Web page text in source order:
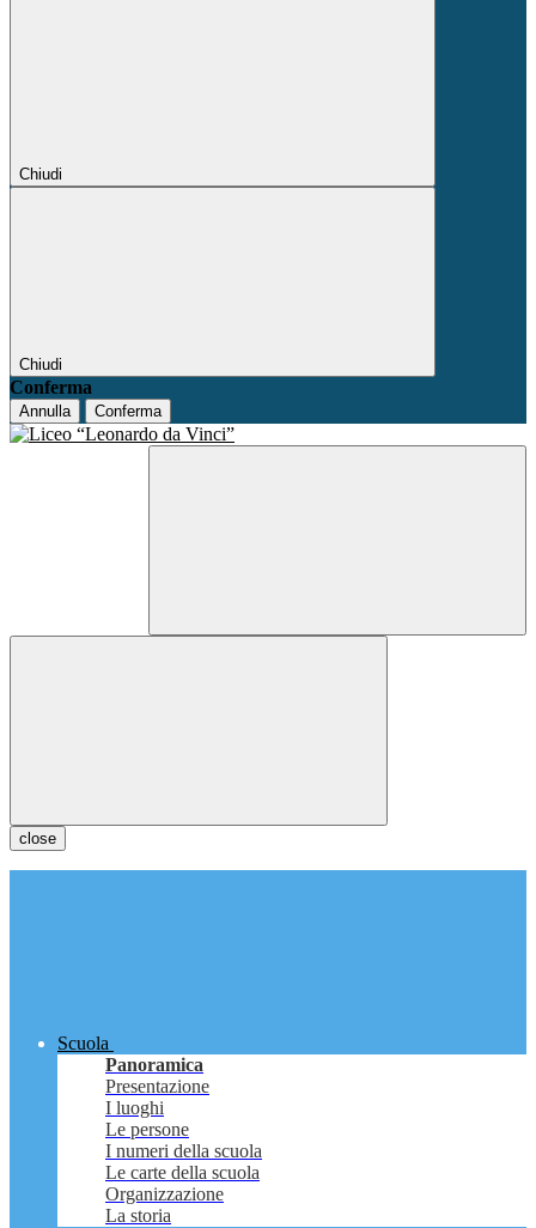
Chiudi
Chiudi
Conferma
Annulla Conferma
close
Scuola
Panoramica
Presentazione
I luoghi
Le persone
I numeri della scuola
Le carte della scuola
Organizzazione
La storia